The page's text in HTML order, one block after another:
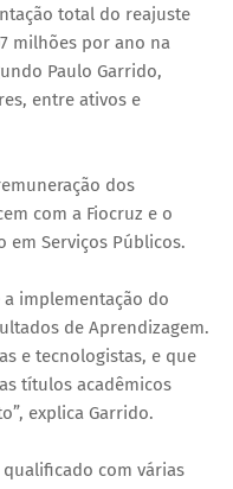
total do reajuste
milhões por ano na
Paulo Garrido,
entre ativos e
dos
com a Fiocruz e o
em Serviços Públicos.
implementação do
de Aprendizagem.
e tecnologistas, e que
títulos acadêmicos
explica Garrido.
com várias